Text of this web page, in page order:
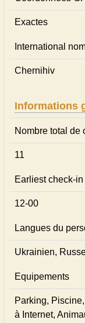
Exactes
International
Chernihiv
Informations
Nombre total de
11
Earliest check-in
12-00
Langues du
Ukrainien,
Equipements
Parking,
à Internet,